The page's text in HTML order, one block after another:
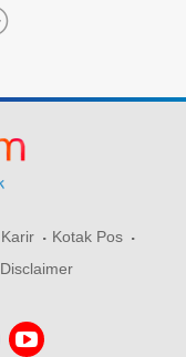
Karir
Kotak Pos
Disclaimer